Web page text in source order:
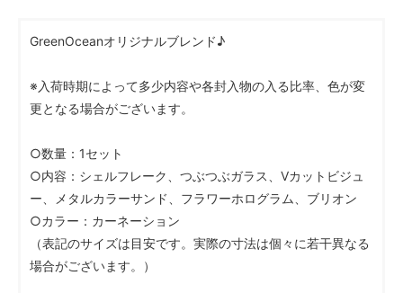
GreenOceanオリジナルブレンド♪
※入荷時期によって多少内容や各封入物の入る比率、色が変
更となる場合がございます。
○数量：1セット
○内容：シェルフレーク、つぶつぶガラス、Vカットビジュ
ー、メタルカラーサンド、フラワーホログラム、ブリオン
○カラー：カーネーション
（表記のサイズは目安です。実際の寸法は個々に若干異なる
場合がございます。）